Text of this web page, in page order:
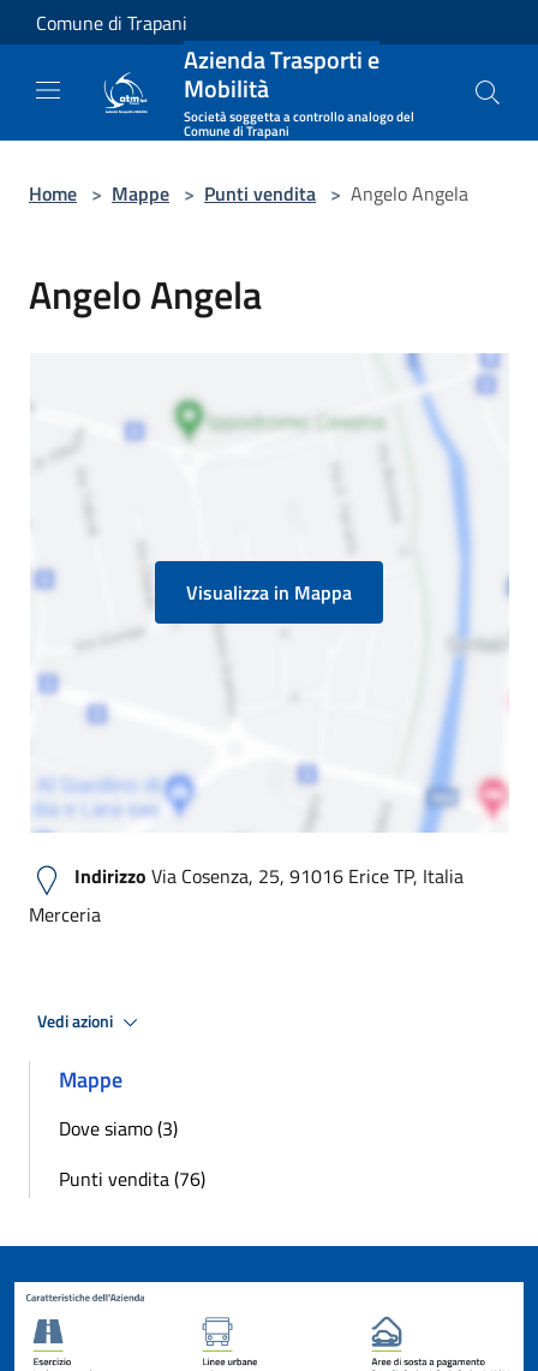
Salta al contenuto principale
Comune di Trapani
Azienda Trasporti e
Mobilità
Società soggetta a controllo analogo del
Comune di Trapani
Home > Mappe > Punti vendita > Angelo Angela
Angelo Angela
Visualizza in Mappa
Indirizzo Via Cosenza, 25, 91016 Erice TP, Italia
Merceria
Vedi azioni
Mappe
Dove siamo (3)
Punti vendita (76)